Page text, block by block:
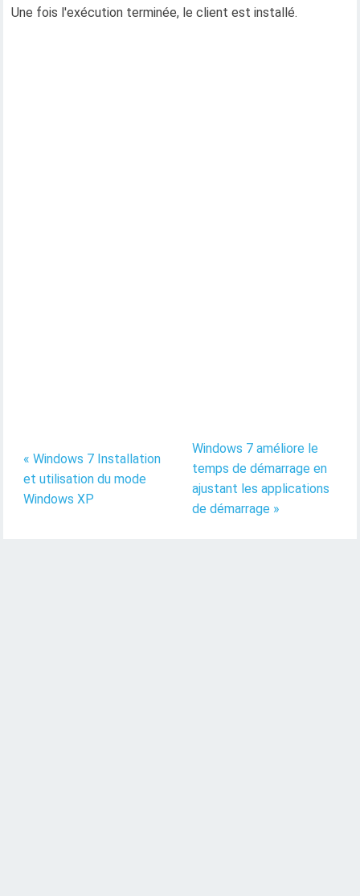
Une fois l'exécution terminée, le client est installé.
« Windows 7 Installation
et utilisation du mode
Windows XP
Windows 7 améliore le
temps de démarrage en
ajustant les applications
de démarrage »